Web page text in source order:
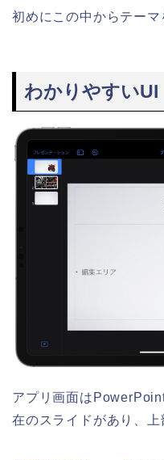
初めにこの中からテーマ
わかりやすいUI
アプリ画面は
在のスライドがあり、上